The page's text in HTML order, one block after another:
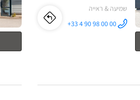
שמיעה & ראייה
התקשר לחנות
+33 4 90 98 00 00 לו"ז
לחנות